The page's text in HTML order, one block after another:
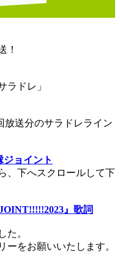
！
ラドレ」
送分のサラドレライン
ョイント
、下へスクロールして下
』歌詞
た。
をお願いいたします。